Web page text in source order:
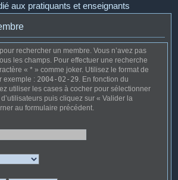
aux pratiquants et enseignants
rechercher un membre. Vous n’avez pas
les champs. Pour effectuer une recherche
« * » comme joker. Utilisez le format de
exemple : 2004-02-29. En fonction du
utiliser les cases à cocher pour sélectionner
puis cliquez sur « Valider la
au formulaire précédent.